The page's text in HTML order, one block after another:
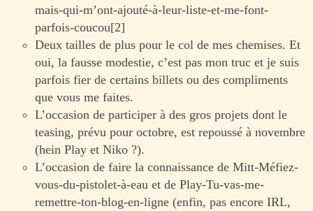
mais-qui-m’ont-ajouté-à-leur-liste-et-me-font-
parfois-coucou[2]
Deux tailles de plus pour le col de mes chemises. Et
oui, la fausse modestie, c’est pas mon truc et je suis
parfois fier de certains billets ou des compliments
que vous me faites.
L’occasion de participer à des gros projets dont le
teasing, prévu pour octobre, est repoussé à novembre
(hein Play et Niko ?).
L’occasion de faire la connaissance de Mitt-Méfiez-
vous-du-pistolet-à-eau et de Play-Tu-vas-me-
remettre-ton-blog-en-ligne (enfin, pas encore IRL,